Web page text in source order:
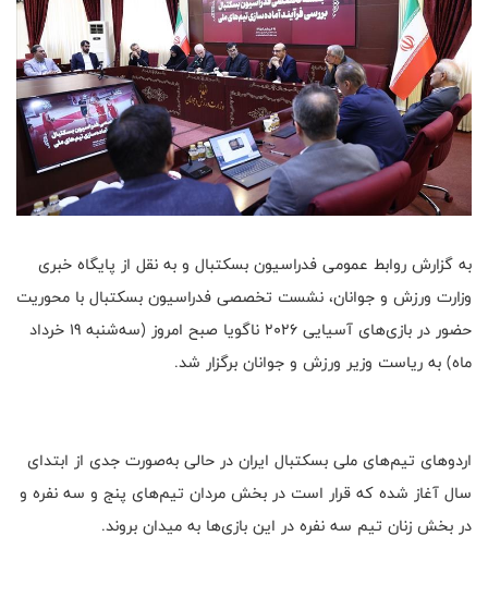
به گزارش روابط عمومی فدراسیون بسکتبال و به نقل از پایگاه خبری
وزارت ورزش و جوانان، نشست تخصصی فدراسیون بسکتبال با محوریت
حضور در بازی‌های آسیایی 2026 ناگویا صبح امروز (سه‌شنبه 19 خرداد
ماه) به ریاست وزیر ورزش و جوانان برگزار شد.
اردوهای تیم‌های ملی بسکتبال ایران در حالی به‌صورت جدی از ابتدای
سال آغاز شده که قرار است در بخش مردان تیم‌های پنج و سه نفره و
در بخش زنان تیم سه نفره در این بازی‌ها به میدان بروند.